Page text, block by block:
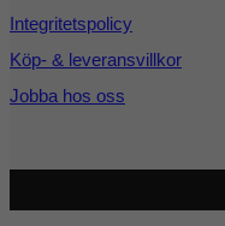
Integritetspolicy
Köp- & leveransvillkor
Jobba hos oss